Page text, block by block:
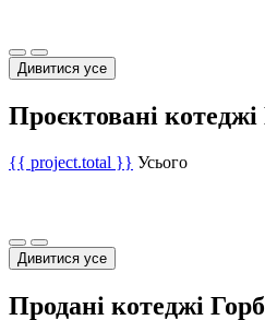
Дивитися усе
Проєктовані котеджі
{{ project.total }} Усього
Дивитися усе
Продані котеджі